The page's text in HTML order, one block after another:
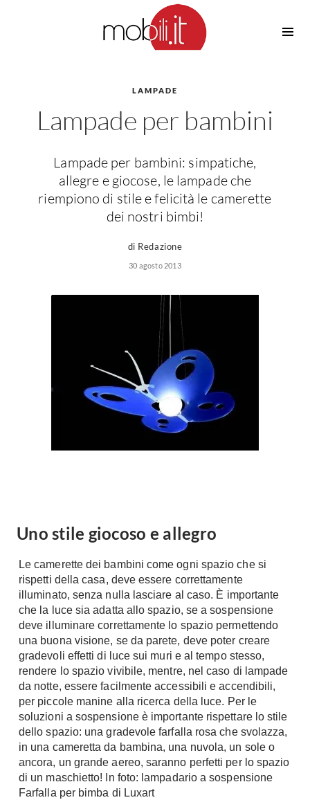
Cucine Moderne
Cucine Classiche
Cucine Country
Cucine Monoblocco
Consigli Cucine
Attrezzature Interne
Piani cottura
Lavatrici
Asciugatrici
Mobili Soggiorno
Librerie
Vetrine
Pareti Attrezzate
Porta Tv
Contatti
Divani
Divani moderni
Divani classici
Poltrone
Poltroncine
Irrigazione
Casette in Legno
Ombrelloni
Giardinaggio
Plafoniere
Riscaldamento
Caminetti
Stube
Climatizzatori
Climatizzatore
Deumidificatori
Chiller
Pompe di calore
Ecologia
Geotermia
Case in Legno
Case Prefabbricate
Fotovoltaico
LAMPADE
Lampade per bambini
Lampade per bambini: simpatiche,
allegre e giocose, le lampade che
riempiono di stile e felicità le camerette
dei nostri bimbi!
di Redazione
30 agosto 2013
Uno stile giocoso e allegro
Le camerette dei bambini come ogni spazio che si
rispetti della casa, deve essere correttamente
illuminato, senza nulla lasciare al caso. È importante
che la luce sia adatta allo spazio, se a sospensione
deve illuminare correttamente lo spazio permettendo
una buona visione, se da parete, deve poter creare
gradevoli effetti di luce sui muri e al tempo stesso,
rendere lo spazio vivibile, mentre, nel caso di lampade
da notte, essere facilmente accessibili e accendibili,
per piccole manine alla ricerca della luce. Per le
soluzioni a sospensione è importante rispettare lo stile
dello spazio: una gradevole farfalla rosa che svolazza,
in una cameretta da bambina, una nuvola, un sole o
ancora, un grande aereo, saranno perfetti per lo spazio
di un maschietto! In foto: lampadario a sospensione
Farfalla per bimba di Luxart